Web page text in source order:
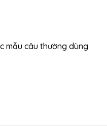
mẫu câu thường dùng